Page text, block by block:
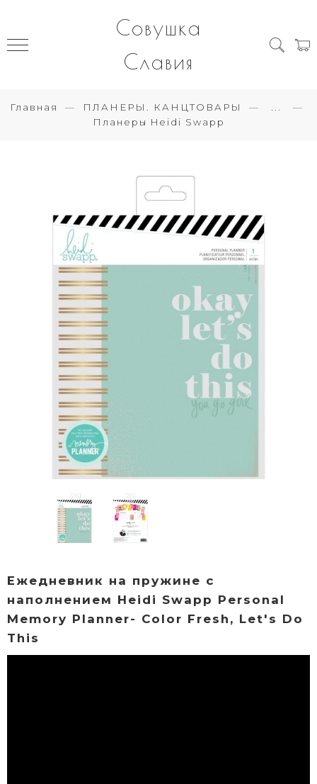
Совушка
Славия
Главная ПЛАНЕРЫ. КАНЦТОВАРЫ
Планеры Heidi Swapp
Ежедневник на пружине с
наполнением Heidi Swapp Personal
Memory Planner- Color Fresh, Let's Do
This